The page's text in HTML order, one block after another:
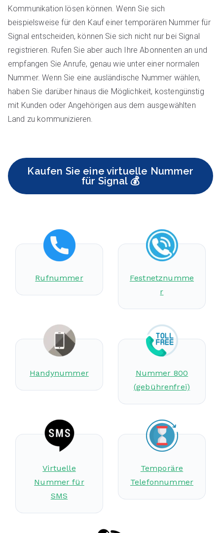
Kommunikation lösen können. Wenn Sie sich
beispielsweise für den Kauf einer temporären Nummer für
Signal entscheiden, können Sie sich nicht nur bei Signal
registrieren. Rufen Sie aber auch Ihre Abonnenten an und
empfangen Sie Anrufe, genau wie unter einer normalen
Nummer. Wenn Sie eine ausländische Nummer wählen,
haben Sie darüber hinaus die Möglichkeit, kostengünstig
mit Kunden oder Angehörigen aus dem ausgewählten
Land zu kommunizieren.
Kaufen Sie eine virtuelle Nummer
für Signal 💰
Rufnummer
Festnetznumme
r
Handynummer
Nummer 800
(gebührenfrei)
Virtuelle
Nummer für
SMS
Temporäre
Telefonnummer